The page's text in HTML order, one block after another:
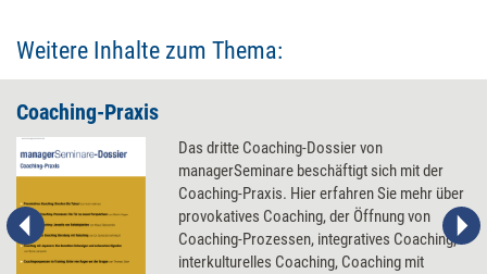
Weitere Inhalte zum Thema:
Coaching-Praxis
Das dritte Coaching-Dossier von
managerSeminare beschäftigt sich mit der
Coaching-Praxis. Hier erfahren Sie mehr über
provokatives Coaching, der Öffnung von
Coaching-Prozessen, integratives Coaching,
interkulturelles Coaching, Coaching mit